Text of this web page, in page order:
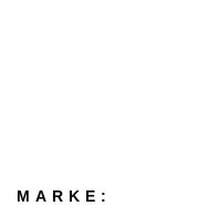
MARKE: